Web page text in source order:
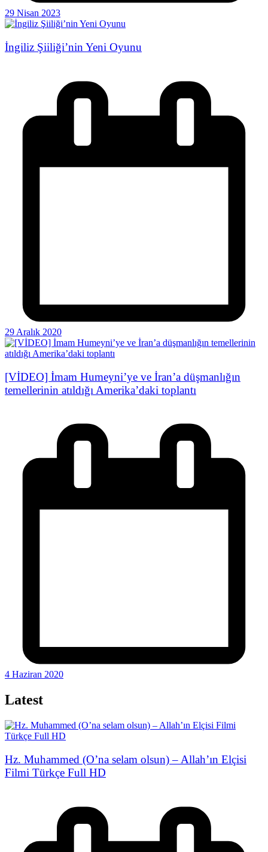
29 Nisan 2023
İngiliz Şiiliği’nin Yeni Oyunu
29 Aralık 2020
[VİDEO] İmam Humeyni’ye ve İran’a düşmanlığın
temellerinin atıldığı Amerika’daki toplantı
4 Haziran 2020
Latest
Hz. Muhammed (O’na selam olsun) – Allah’ın Elçisi
Filmi Türkçe Full HD